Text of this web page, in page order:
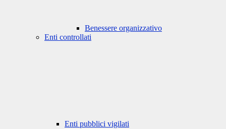
Benessere organizzativo
Enti controllati
Enti pubblici vigilati